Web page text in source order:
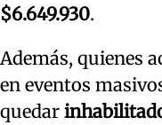
$6.649.930.
Además, quienes
en eventos
quedar